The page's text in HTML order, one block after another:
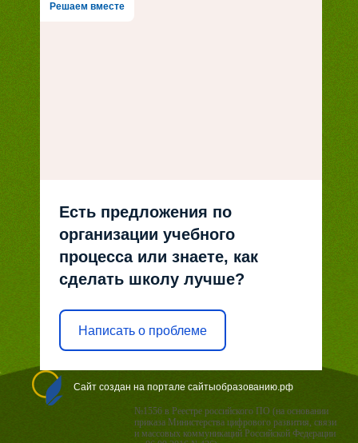
Решаем вместе
Есть предложения по
организации учебного
процесса или знаете, как
сделать школу лучше?
Написать о проблеме
Сайт создан на портале сайтыобразованию.рф
№1556 в Реестре российского ПО (на основании
приказа Министерства цифрового развития, связи
и массовых коммуникаций Российской Федерации